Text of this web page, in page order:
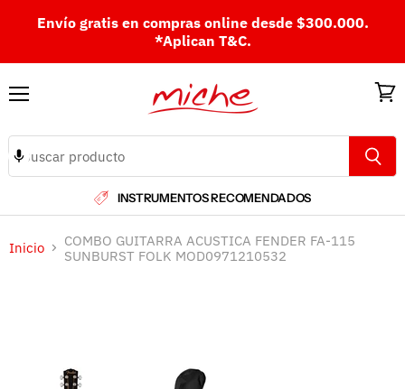
Envío gratis en compras online desde $300.000.
*Aplican T&C.
INSTRUMENTOS RECOMENDADOS
Inicio
COMBO GUITARRA ACUSTICA FENDER FA-115
SUNBURST FOLK MOD0971210532